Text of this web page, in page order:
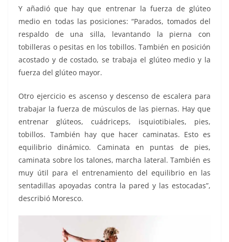
Y añadió que hay que entrenar la fuerza de glúteo
medio en todas las posiciones: “Parados, tomados del
respaldo de una silla, levantando la pierna con
tobilleras o pesitas en los tobillos. También en posición
acostado y de costado, se trabaja el glúteo medio y la
fuerza del glúteo mayor.
Otro ejercicio es ascenso y descenso de escalera para
trabajar la fuerza de músculos de las piernas. Hay que
entrenar glúteos, cuádriceps, isquiotibiales, pies,
tobillos. También hay que hacer caminatas. Esto es
equilibrio dinámico. Caminata en puntas de pies,
caminata sobre los talones, marcha lateral. También es
muy útil para el entrenamiento del equilibrio en las
sentadillas apoyadas contra la pared y las estocadas”,
describió Moresco.